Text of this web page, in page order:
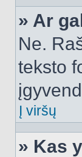
» Ar
Ne.
teksto
Į viršų
» Kas